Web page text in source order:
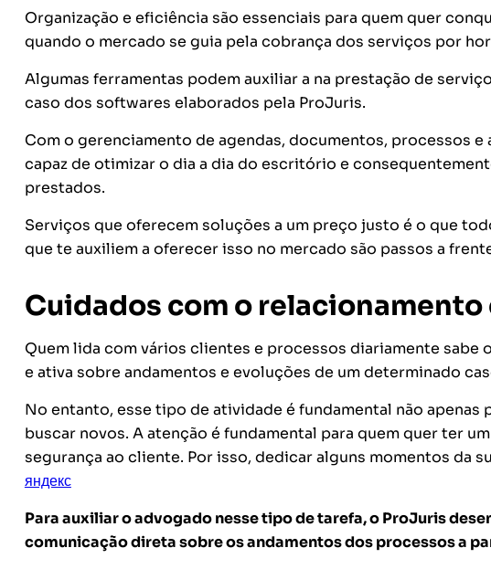
Organização e eficiência são essenciais para quem quer
quando o mercado se guia pela cobrança dos serviços por
Algumas ferramentas podem auxiliar a na prestação de
caso dos softwares elaborados pela ProJuris.
Com o gerenciamento de agendas, documentos, processos
capaz de otimizar o dia a dia do escritório e
prestados.
Serviços que oferecem soluções a um preço justo é o que
que te auxiliem a oferecer isso no mercado são passos a
Cuidados com o
Quem lida com vários clientes e processos diariamente
e ativa sobre andamentos e evoluções de um determinado
No entanto, esse tipo de atividade é fundamental não apenas
buscar novos. A atenção é fundamental para quem quer ter
segurança ao cliente. Por isso, dedicar alguns momentos da
яндекс
Para auxiliar o advogado nesse tipo de tarefa, o ProJuris
comunicação direta sobre os andamentos dos processos a